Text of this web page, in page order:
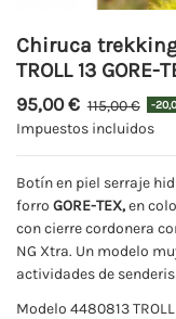
Chiruca
TROLL 13 GORE-
95,00 € 115,00 € -
Impuestos incluidos
Botín en piel serraje
forro GORE-TEX,en
con cierre cordonera
NG Xtra. Un modelo
actividades de
Modelo 4480813 TROLL